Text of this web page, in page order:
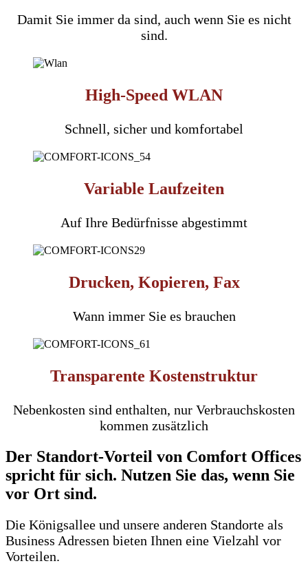
Damit Sie immer da sind, auch wenn Sie es nicht
sind.
High-Speed WLAN
Schnell, sicher und komfortabel
Variable Laufzeiten
Auf Ihre Bedürfnisse abgestimmt
Drucken, Kopieren, Fax
Wann immer Sie es brauchen
Transparente Kostenstruktur
Nebenkosten sind enthalten, nur Verbrauchskosten
kommen zusätzlich
Der Standort-Vorteil von Comfort Offices
spricht für sich. Nutzen Sie das, wenn Sie
vor Ort sind.
Die Königsallee und unsere anderen Standorte als
Business Adressen bieten Ihnen eine Vielzahl vor
Vorteilen.